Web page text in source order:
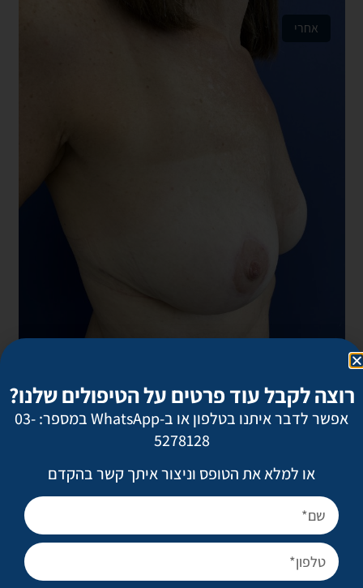
רוצה לקבל עוד פרטים על הטיפולים שלנו?
אפשר לדבר איתנו בטלפון או ב-WhatsApp במספר: 03-
5278128
או למלא את הטופס וניצור איתך קשר בהקדם